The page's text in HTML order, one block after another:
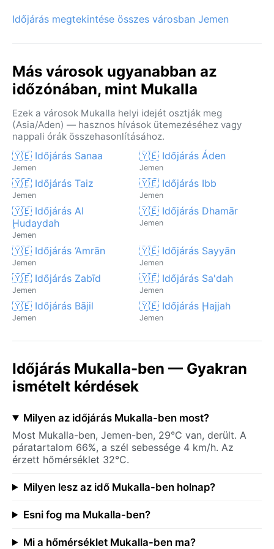
Időjárás megtekintése összes városban Jemen
Más városok ugyanabban az
időzónában, mint Mukalla
Ezek a városok Mukalla helyi idejét osztják meg
(Asia/Aden) — hasznos hívások ütemezéséhez vagy
nappali órák összehasonlításához.
🇾🇪 Időjárás Sanaa
Jemen
🇾🇪 Időjárás Áden
Jemen
🇾🇪 Időjárás Taiz
Jemen
🇾🇪 Időjárás Ibb
Jemen
🇾🇪 Időjárás Al
Ḩudaydah
Jemen
🇾🇪 Időjárás Dhamār
Jemen
🇾🇪 Időjárás ‘Amrān
Jemen
🇾🇪 Időjárás Sayyān
Jemen
🇾🇪 Időjárás Zabīd
Jemen
🇾🇪 Időjárás Sa'dah
Jemen
🇾🇪 Időjárás Bājil
Jemen
🇾🇪 Időjárás Ḩajjah
Jemen
Időjárás Mukalla-ben — Gyakran
ismételt kérdések
Milyen az időjárás Mukalla-ben most?
Most Mukalla-ben, Jemen-ben, 29°C van, derült. A
páratartalom 66%, a szél sebessége 4 km/h. Az
érzett hőmérséklet 32°C.
Milyen lesz az idő Mukalla-ben holnap?
Esni fog ma Mukalla-ben?
Mi a hőmérséklet Mukalla-ben ma?